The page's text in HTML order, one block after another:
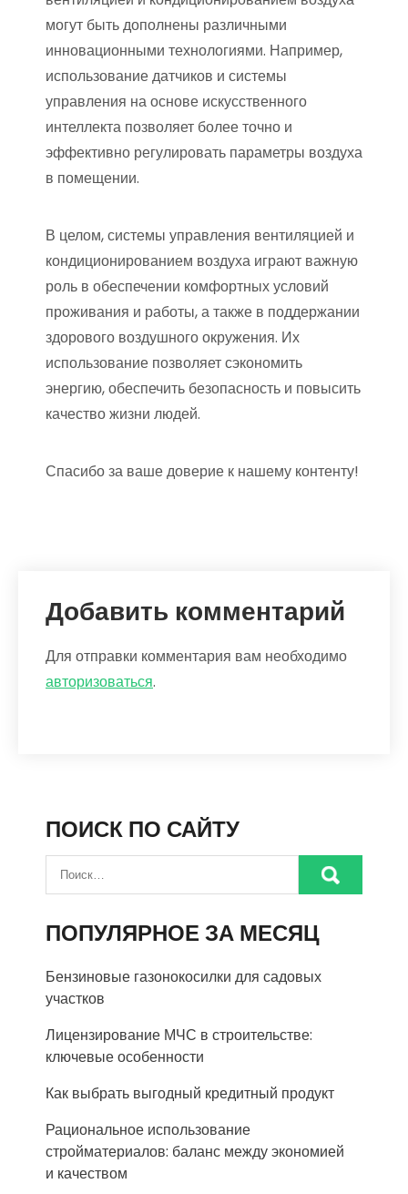
могут быть дополнены различными
инновационными технологиями. Например,
использование датчиков и системы
управления на основе искусственного
интеллекта позволяет более точно и
эффективно регулировать параметры воздуха
в помещении.
В целом, системы управления вентиляцией и
кондиционированием воздуха играют важную
роль в обеспечении комфортных условий
проживания и работы, а также в поддержании
здорового воздушного окружения. Их
использование позволяет сэкономить
энергию, обеспечить безопасность и повысить
качество жизни людей.
Спасибо за ваше доверие к нашему контенту!
Добавить комментарий
Для отправки комментария вам необходимо
авторизоваться.
ПОИСК ПО САЙТУ
ПОПУЛЯРНОЕ ЗА МЕСЯЦ
Бензиновые газонокосилки для садовых
участков
Лицензирование МЧС в строительстве:
ключевые особенности
Как выбрать выгодный кредитный продукт
Рациональное использование
стройматериалов: баланс между экономией
и качеством